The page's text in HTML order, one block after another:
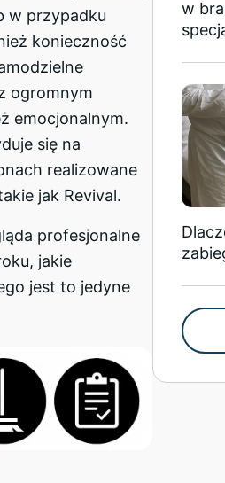
w przypadku
konieczność
ogromnym
emocjonalnym.
się na
realizowane
jak Revival.
profesjonalne
jakie
jest to jedyne
w